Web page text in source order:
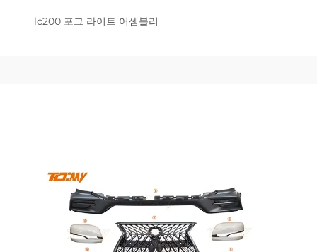
lc200 포그 라이트 어셈블리